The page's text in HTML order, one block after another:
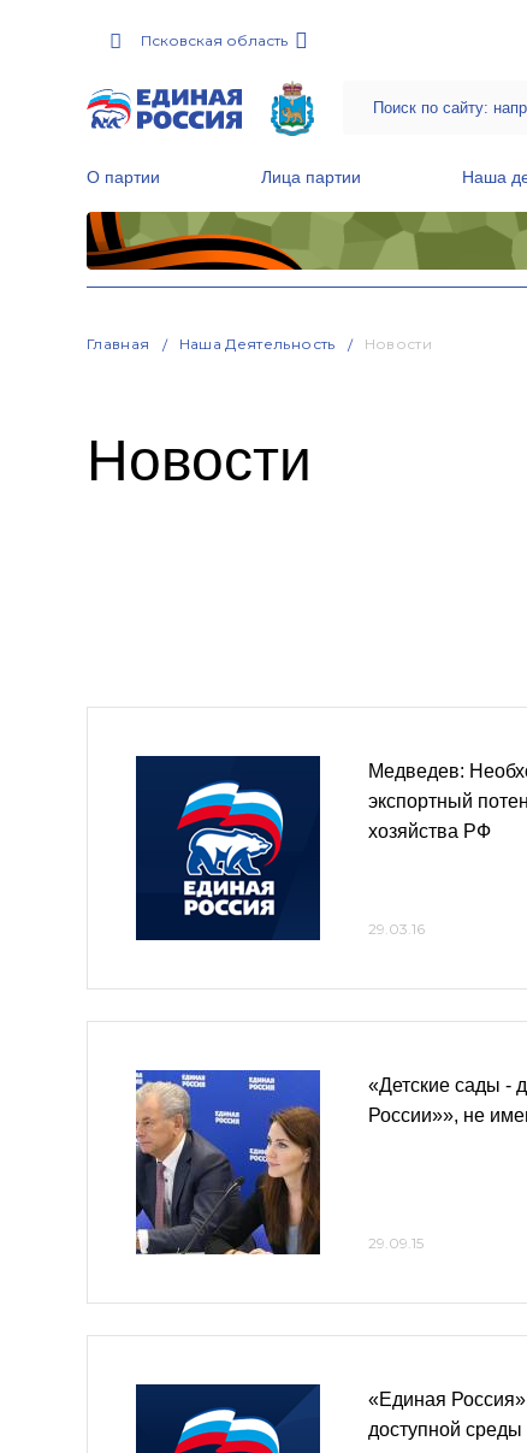
Псковская область
О партии Лица партии Наша
Главная Наша Деятельность Новости
Новости
Медведев:
экспортный
хозяйства РФ
29.03.16
«Детские сады -
России»», не
29.09.15
«Единая
доступной